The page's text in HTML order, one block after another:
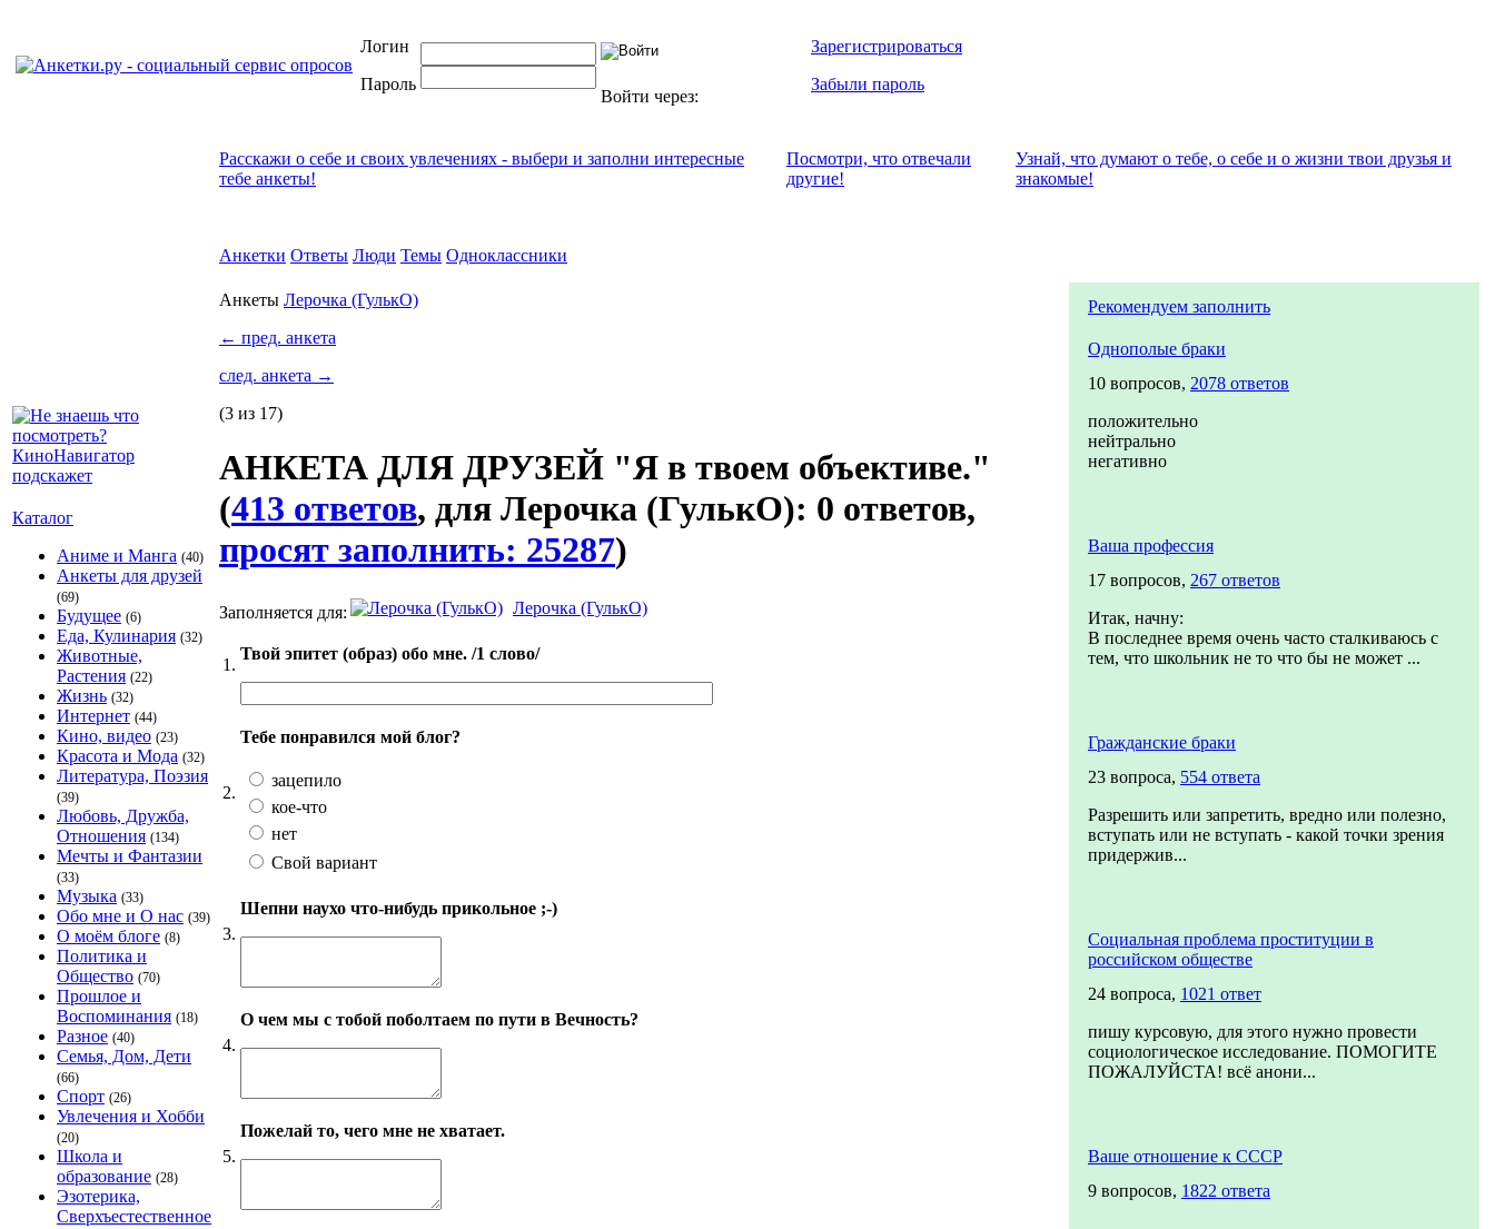
Логин
Пароль
Войти через:
Зарегистрироваться
Забыли пароль
Каталог
Аниме и Манга (40)
Анкеты для друзей
(69)
Будущее (6)
Еда, Кулинария (32)
Животные,
Растения (22)
Жизнь (32)
Интернет (44)
Кино, видео (23)
Красота и Мода (32)
Литература, Поэзия
(39)
Любовь, Дружба,
Отношения (134)
Мечты и Фантазии
(33)
Музыка (33)
Обо мне и О нас (39)
О моём блоге (8)
Политика и
Общество (70)
Прошлое и
Воспоминания (18)
Разное (40)
Семья, Дом, Дети
(66)
Спорт (26)
Увлечения и Хобби
(20)
Школа и
образование (28)
Эзотерика,
Сверхъестественное
Расскажи о себе и своих увлечениях - выбери и заполни интересные
тебе анкеты!
Посмотри, что отвeчали
другие!
Узнай, что думают о тебе, о себе и о жизни твои друзья и
знакомые!
Анкетки Ответы Люди Темы Одноклассники
Анкеты Лерочка (ГулькО)
← пред. анкета
след. анкета →
(3 из 17)
АНКЕТА ДЛЯ ДРУЗЕЙ "Я в твоем объективе."
(413 ответов, для Лерочка (ГулькО): 0 ответов,
просят заполнить: 25287)
Заполняется для: Лерочка (ГулькО)
1.
Твой эпитет (образ) обо мне. /1 слово/
2.
Тебе понравился мой блог?
зацепило
кое-что
нет
Свой вариант
3.
Шепни наухо что-нибудь прикольное ;-)
4.
О чем мы с тобой поболтаем по пути в Вечность?
5.
Пожелай то, чего мне не хватает.
Рекомендуем заполнить
Однополые браки
10 вопросов, 2078 ответов
положительно
нейтрально
негативно
Ваша профессия
17 вопросов, 267 ответов
Итак, начну:
В последнее время очень часто сталкиваюсь с
тем, что школьник не то что бы не может ...
Гражданские браки
23 вопроса, 554 ответа
Разрешить или запретить, вредно или полезно,
вступать или не вступать - какой точки зрения
придержив...
Социальная проблема проституции в
российском обществе
24 вопроса, 1021 ответ
пишу курсовую, для этого нужно провести
социологическое исследование. ПОМОГИТЕ
ПОЖАЛУЙСТА! всё анони...
Ваше отношение к СССР
9 вопросов, 1822 ответа